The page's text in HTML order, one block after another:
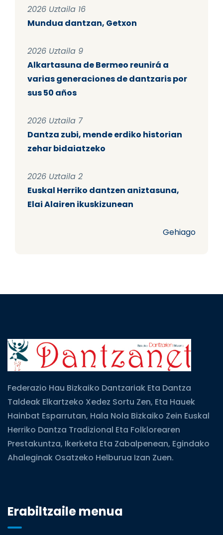
2026 Uztaila 16
Mundua dantzan, Getxon
2026 Uztaila 9
Alkartasuna de Bermeo reunirá a
varias generaciones de dantzaris por
sus 50 años
2026 Uztaila 7
Dantza zubi, mende erdiko historian
zehar bidaiatzeko
2026 Uztaila 2
Euskal Herriko dantzen aniztasuna,
Elai Alairen ikuskizunean
Gehiago
Federazio Hau Bizkaiko Dantzariak Eta Dantza
Taldeak Elkartzeko Xedez Sortu Zen, Eta Hauek
Hainbat Esparrutan, Hala Nola Bizkaiko Zein Euskal
Herriko Dantza Tradizional Eta Folklorearen
Prestakuntza, Ikerketa Eta Zabalpenean, Egindako
Ahaleginak Osatzeko Helburua Izan Zuen.
Erabiltzaile menua